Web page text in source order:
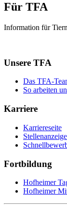
Für TFA
Information für
Unsere TFA
Das TFA-
So arbeiten
Karriere
Karriereseite
Fortbildung
Hofheimer
Hofheimer